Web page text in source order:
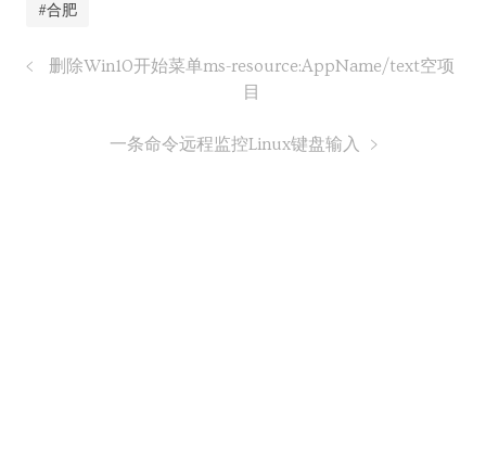
#合肥
删除Win10开始菜单ms-resource:AppName/text空项
目
一条命令远程监控Linux键盘输入